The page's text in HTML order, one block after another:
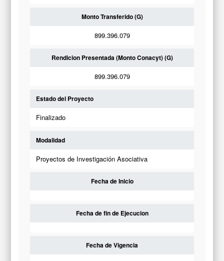
Monto Transferido (G)
899.396.079
Rendicion Presentada (Monto Conacyt) (G)
899.396.079
Estado del Proyecto
Finalizado
Modalidad
Proyectos de Investigación Asociativa
Fecha de Inicio
Fecha de fin de Ejecucion
Fecha de Vigencia